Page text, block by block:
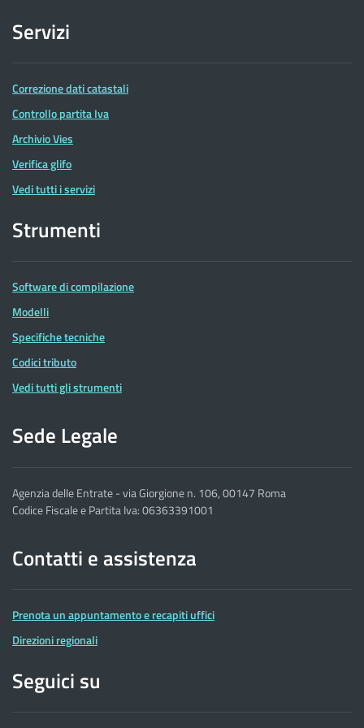
Servizi
Correzione dati catastali
Controllo partita Iva
Archivio Vies
Verifica glifo
Vedi tutti i servizi
Strumenti
Software di compilazione
Modelli
Specifiche tecniche
Codici tributo
Vedi tutti gli strumenti
Sede Legale
Agenzia delle Entrate - via Giorgione n. 106, 00147 Roma
Codice Fiscale e Partita Iva: 06363391001
Contatti e assistenza
Prenota un appuntamento e recapiti uffici
Direzioni regionali
Seguici su